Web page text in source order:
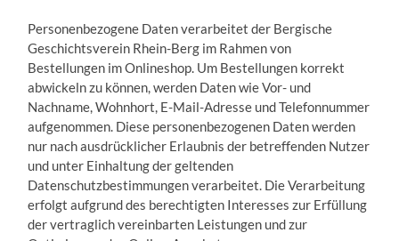
Personenbezogene Daten verarbeitet der Bergische
Geschichtsverein Rhein-Berg im Rahmen von
Bestellungen im Onlineshop. Um Bestellungen korrekt
abwickeln zu können, werden Daten wie Vor- und
Nachname, Wohnhort, E-Mail-Adresse und Telefonnummer
aufgenommen. Diese personenbezogenen Daten werden
nur nach ausdrücklicher Erlaubnis der betreffenden Nutzer
und unter Einhaltung der geltenden
Datenschutzbestimmungen verarbeitet. Die Verarbeitung
erfolgt aufgrund des berechtigten Interesses zur Erfüllung
der vertraglich vereinbarten Leistungen und zur